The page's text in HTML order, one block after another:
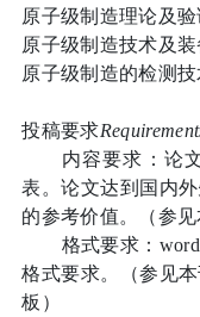
原子级制造理论及验
原子级制造技术及装
原子级制造的检测
投稿要求
内容要求：论
表。论文达到国内
的参考价值。（参
格式要求：
格式要求。（参见
板）